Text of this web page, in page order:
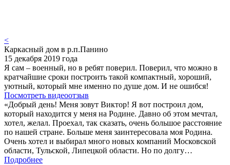
<
Каркасный дом в р.п.Панино
15 декабря 2019 года
Я сам – военный, но в ребят поверил. Поверил, что можно в
кратчайшие сроки построить такой компактный, хороший,
уютный, который мне именно по душе дом. И не ошибся!
Посмотреть видеоотзыв
«Добрый день! Меня зовут Виктор! Я вот построил дом,
который находится у меня на Родине. Давно об этом мечтал,
хотел, желал. Проехал, так сказать, очень большое расстояние
по нашей стране. Больше меня заинтересовала моя Родина.
Очень хотел и выбирал много новых компаний Московской
области, Тульской, Липецкой области. Но по долгу…
Подробнее